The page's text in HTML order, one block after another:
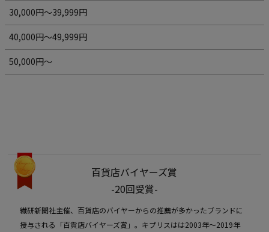
30,000円～39,999円
40,000円～49,999円
50,000円～
百貨店バイヤーズ賞
-20回受賞-
繊研新聞社主催、百貨店のバイヤーからの推薦が多かったブランドに
授与される「百貨店バイヤーズ賞」。キプリスはは2003年〜2019年